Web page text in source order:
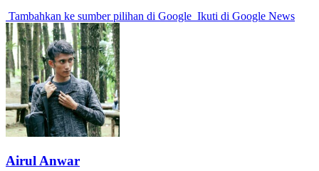
Tambahkan ke sumber pilihan di Google Ikuti di Google News
Airul Anwar